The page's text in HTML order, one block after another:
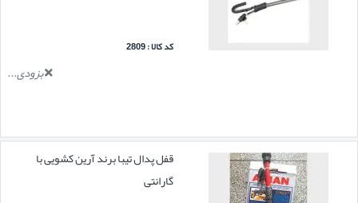
کد کالا : 2809
بزودی...
قفل پدال تیبا برند آرین کشویی با
گارانتی